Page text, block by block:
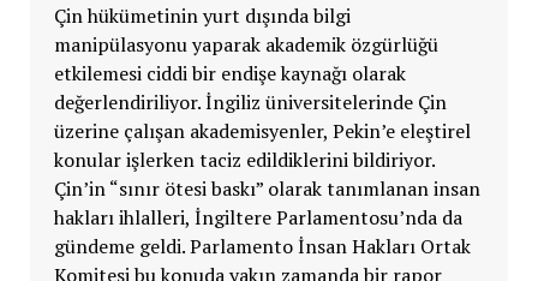
Çin hükümetinin yurt dışında bilgi
manipülasyonu yaparak akademik özgürlüğü
etkilemesi ciddi bir endişe kaynağı olarak
değerlendiriliyor. İngiliz üniversitelerinde Çin
üzerine çalışan akademisyenler, Pekin’e eleştirel
konular işlerken taciz edildiklerini bildiriyor.
Çin’in “sınır ötesi baskı” olarak tanımlanan insan
hakları ihlalleri, İngiltere Parlamentosu’nda da
gündeme geldi. Parlamento İnsan Hakları Ortak
Komitesi bu konuda yakın zamanda bir rapor